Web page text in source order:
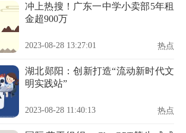
冲上热搜！广东一中学小卖部5年租
金超900万
2023-08-28 13:27:01 热点
湖北郧阳：创新打造“流动新时代文
明实践站”
2023-08-28 11:40:13 热点